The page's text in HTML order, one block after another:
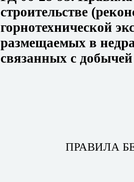
строительстве
горнотехнической
размещаемых в
связанных с
ПРАВИЛА